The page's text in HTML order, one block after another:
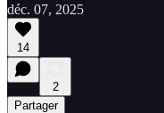
déc. 07, 2025
14
2
Partager